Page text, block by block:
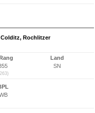
Colditz, Rochlitzer
Land
SN